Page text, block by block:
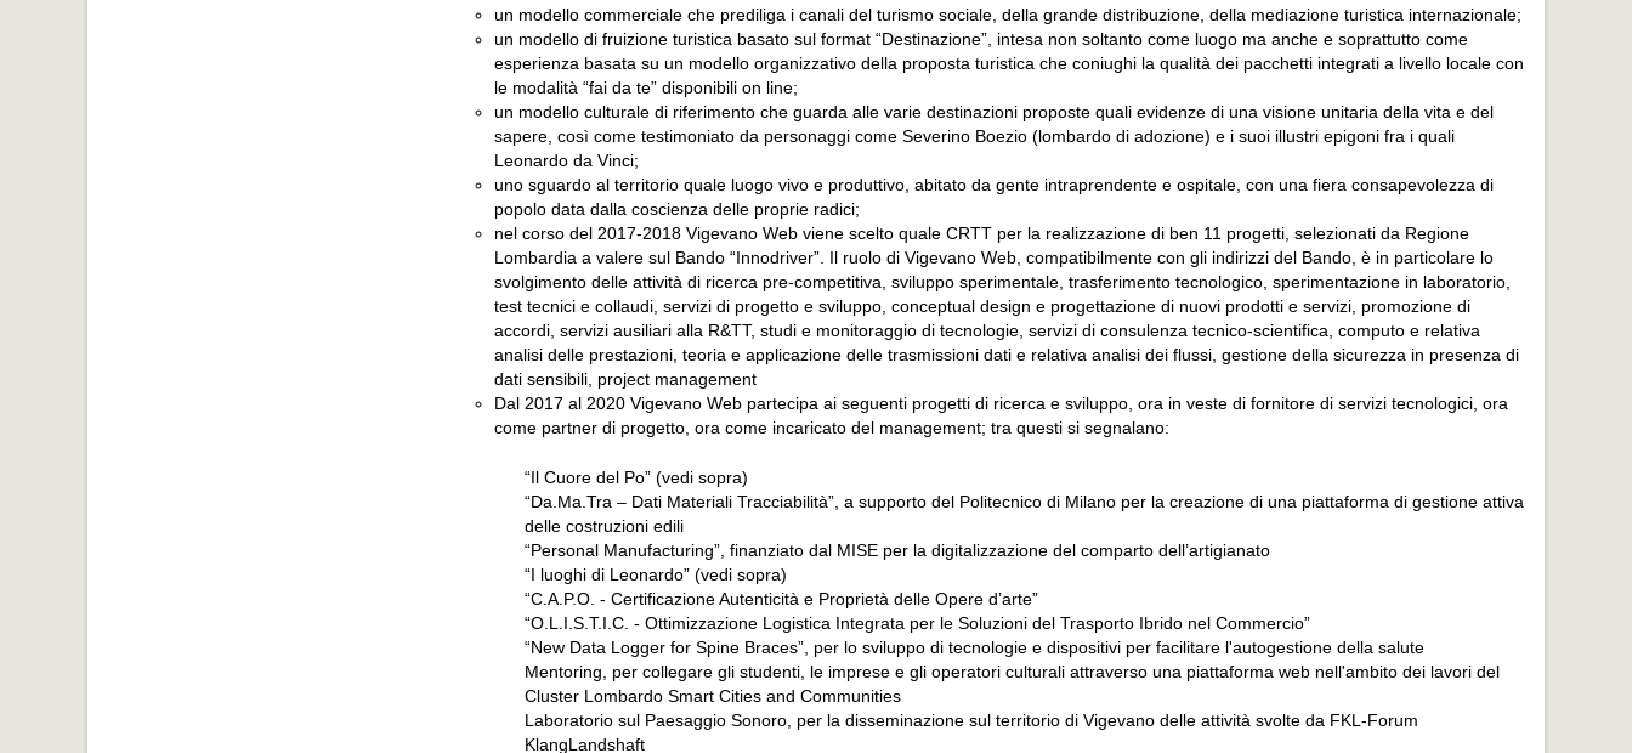
un modello commerciale che prediliga i canali del turismo sociale, della grande distribuzione, della mediazione turistica internazionale;
un modello di fruizione turistica basato sul format “Destinazione”, intesa non soltanto come luogo ma anche e soprattutto come
esperienza basata su un modello organizzativo della proposta turistica che coniughi la qualità dei pacchetti integrati a livello locale con
le modalità “fai da te” disponibili on line;
un modello culturale di riferimento che guarda alle varie destinazioni proposte quali evidenze di una visione unitaria della vita e del
sapere, così come testimoniato da personaggi come Severino Boezio (lombardo di adozione) e i suoi illustri epigoni fra i quali
Leonardo da Vinci;
uno sguardo al territorio quale luogo vivo e produttivo, abitato da gente intraprendente e ospitale, con una fiera consapevolezza di
popolo data dalla coscienza delle proprie radici;
nel corso del 2017-2018 Vigevano Web viene scelto quale CRTT per la realizzazione di ben 11 progetti, selezionati da Regione
Lombardia a valere sul Bando “Innodriver”. Il ruolo di Vigevano Web, compatibilmente con gli indirizzi del Bando, è in particolare lo
svolgimento delle attività di ricerca pre-competitiva, sviluppo sperimentale, trasferimento tecnologico, sperimentazione in laboratorio,
test tecnici e collaudi, servizi di progetto e sviluppo, conceptual design e progettazione di nuovi prodotti e servizi, promozione di
accordi, servizi ausiliari alla R&TT, studi e monitoraggio di tecnologie, servizi di consulenza tecnico-scientifica, computo e relativa
analisi delle prestazioni, teoria e applicazione delle trasmissioni dati e relativa analisi dei flussi, gestione della sicurezza in presenza di
dati sensibili, project management
Dal 2017 al 2020 Vigevano Web partecipa ai seguenti progetti di ricerca e sviluppo, ora in veste di fornitore di servizi tecnologici, ora
come partner di progetto, ora come incaricato del management; tra questi si segnalano:
“Il Cuore del Po” (vedi sopra)
“Da.Ma.Tra – Dati Materiali Tracciabilità”, a supporto del Politecnico di Milano per la creazione di una piattaforma di gestione attiva
delle costruzioni edili
“Personal Manufacturing”, finanziato dal MISE per la digitalizzazione del comparto dell’artigianato
“I luoghi di Leonardo” (vedi sopra)
“C.A.P.O. - Certificazione Autenticità e Proprietà delle Opere d’arte”
“O.L.I.S.T.I.C. - Ottimizzazione Logistica Integrata per le Soluzioni del Trasporto Ibrido nel Commercio”
“New Data Logger for Spine Braces”, per lo sviluppo di tecnologie e dispositivi per facilitare l'autogestione della salute
Mentoring, per collegare gli studenti, le imprese e gli operatori culturali attraverso una piattaforma web nell'ambito dei lavori del
Cluster Lombardo Smart Cities and Communities
Laboratorio sul Paesaggio Sonoro, per la disseminazione sul territorio di Vigevano delle attività svolte da FKL-Forum
KlangLandshaft